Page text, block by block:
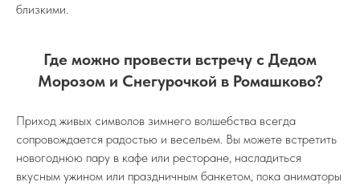
близкими.
Где можно провести встречу с Дедом
Морозом и Снегурочкой в Ромашково?
Приход живых символов зимнего волшебства всегда
сопровождается радостью и весельем. Вы можете встретить
новогоднюю пару в кафе или ресторане, насладиться
вкусным ужином или праздничным банкетом, пока аниматоры